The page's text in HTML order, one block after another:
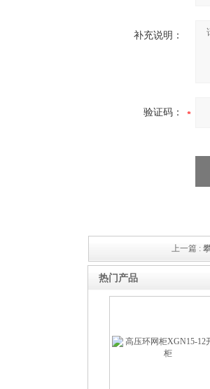
补充说明：
验证码：
上一篇 :
热门产品